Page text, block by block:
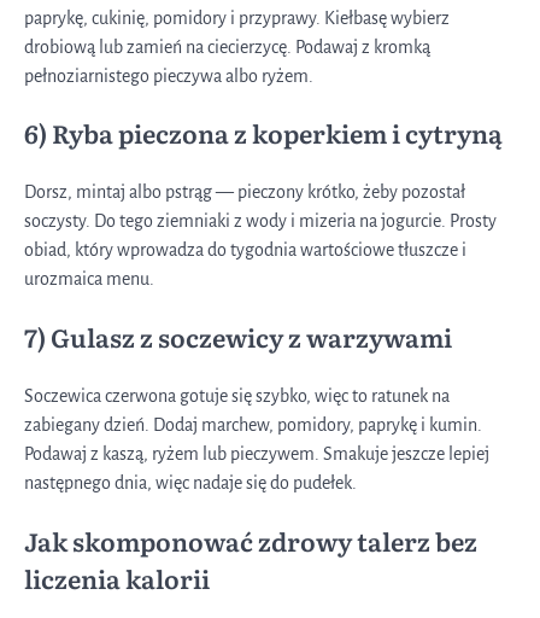
paprykę, cukinię, pomidory i przyprawy. Kiełbasę wybierz
drobiową lub zamień na ciecierzycę. Podawaj z kromką
pełnoziarnistego pieczywa albo ryżem.
6) Ryba pieczona z koperkiem i cytryną
Dorsz, mintaj albo pstrąg — pieczony krótko, żeby pozostał
soczysty. Do tego ziemniaki z wody i mizeria na jogurcie. Prosty
obiad, który wprowadza do tygodnia wartościowe tłuszcze i
urozmaica menu.
7) Gulasz z soczewicy z warzywami
Soczewica czerwona gotuje się szybko, więc to ratunek na
zabiegany dzień. Dodaj marchew, pomidory, paprykę i kumin.
Podawaj z kaszą, ryżem lub pieczywem. Smakuje jeszcze lepiej
następnego dnia, więc nadaje się do pudełek.
Jak skomponować zdrowy talerz bez
liczenia kalorii